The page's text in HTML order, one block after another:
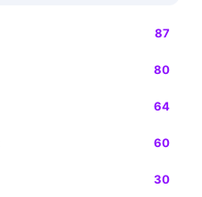
87
80
64
60
30